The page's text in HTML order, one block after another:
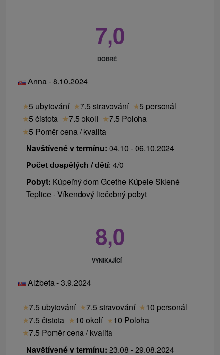
7,0
DOBRÉ
Anna - 8.10.2024
★5 ubytování ★7.5 stravování ★5 personál
★5 čistota ★7.5 okolí ★7.5 Poloha
★5 Poměr cena / kvalita
Navštívené v termínu: 04.10 - 06.10.2024
Počet dospělých / dětí: 4/0
Pobyt: Kúpeľný dom Goethe Kúpele Sklené
Teplice - Víkendový liečebný pobyt
8,0
VYNIKAJÍCÍ
Alžbeta - 3.9.2024
★7.5 ubytování ★7.5 stravování ★10 personál
★7.5 čistota ★10 okolí ★10 Poloha
★7.5 Poměr cena / kvalita
Navštívené v termínu: 23.08 - 29.08.2024